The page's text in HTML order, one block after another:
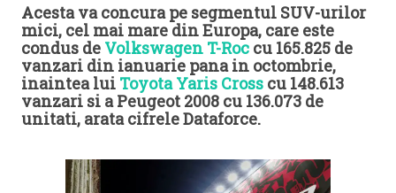
Acesta va concura pe segmentul SUV-urilor
mici, cel mai mare din Europa, care este
condus de Volkswagen T-Roc cu 165.825 de
vanzari din ianuarie pana in octombrie,
inaintea lui Toyota Yaris Cross cu 148.613
vanzari si a Peugeot 2008 cu 136.073 de
unitati, arata cifrele Dataforce.